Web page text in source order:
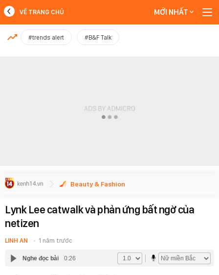
MỚI NHẤT
VỀ TRANG CHỦ MỚI NHẤT
#trends alert #B&F Talk
Beauty & Fashion
Lynk Lee catwalk và phản ứng bất ngờ của
netizen
LINH AN 1 năm trước
Nghe đọc bài 0:26